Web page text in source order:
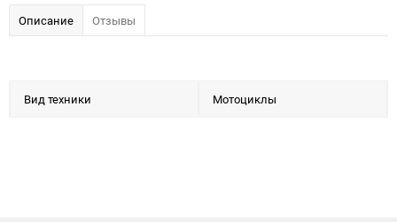
Описание Отзывы
Вид техники Мотоциклы